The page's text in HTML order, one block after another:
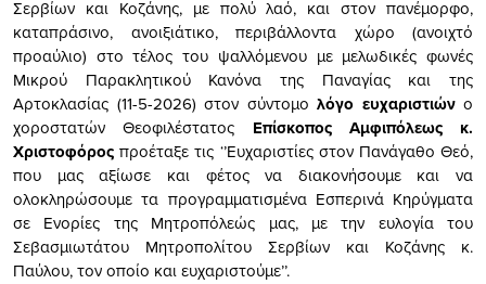
Σερβίων και Κοζάνης, με πολύ λαό, και στον πανέμορφο,
καταπράσινο, ανοιξιάτικο, περιβάλλοντα χώρο (ανοιχτό
προαύλιο) στο τέλος του ψαλλόμενου με μελωδικές φωνές
Μικρού Παρακλητικού Κανόνα της Παναγίας και της
Αρτοκλασίας (11-5-2026) στον σύντομο λόγο ευχαριστιώνο
χοροστατών Θεοφιλέστατος Επίσκοπος Αμφιπόλεως κ.
Χριστοφόρος προέταξε τις ‘’Ευχαριστίες στον Πανάγαθο Θεό,
που μας αξίωσε και φέτος να διακονήσουμε και να
ολοκληρώσουμε τα προγραμματισμένα Εσπερινά Κηρύγματα
σε Ενορίες της Μητροπόλεώς μας, με την ευλογία του
Σεβασμιωτάτου Μητροπολίτου Σερβίων και Κοζάνης κ.
Παύλου, τον οποίο και ευχαριστούμε’’.